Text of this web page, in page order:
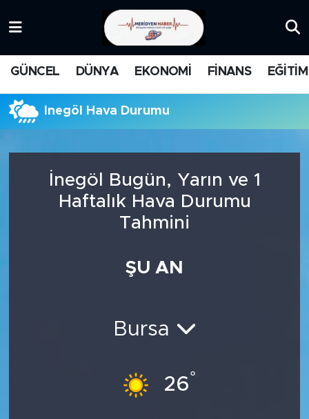
GÜNCEL DÜNYA EKONOMİ FİNANS EĞİTİM
İnegöl Hava Durumu
İnegöl Bugün, Yarın ve 1
Haftalık Hava Durumu
Tahmini
ŞU AN
Bursa
26°
FİNANS
BİLİM-TEKNOLOJİ
Süper Lig Puan Durumu ve Fikstür
Tüm Manşetler
Son Dakika Haberleri